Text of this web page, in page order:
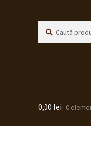
după:
0,00 lei 0